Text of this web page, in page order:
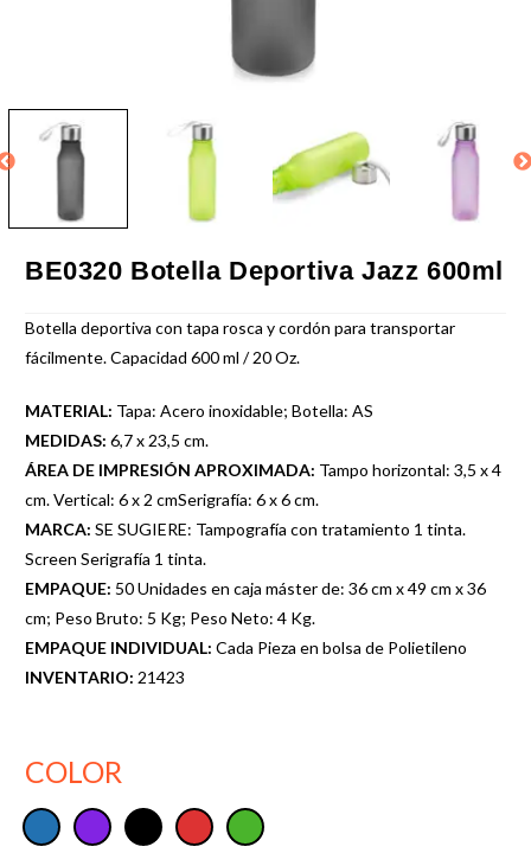
BE0320 Botella Deportiva Jazz 600ml
Botella deportiva con tapa rosca y cordón para transportar
fácilmente. Capacidad 600 ml / 20 Oz.
MATERIAL: Tapa: Acero inoxidable; Botella: AS
MEDIDAS: 6,7 x 23,5 cm.
ÁREA DE IMPRESIÓN APROXIMADA: Tampo horizontal: 3,5 x 4
cm. Vertical: 6 x 2 cmSerigrafía: 6 x 6 cm.
MARCA: SE SUGIERE: Tampografía con tratamiento 1 tinta.
Screen Serigrafía 1 tinta.
EMPAQUE: 50 Unidades en caja máster de: 36 cm x 49 cm x 36
cm; Peso Bruto: 5 Kg; Peso Neto: 4 Kg.
EMPAQUE INDIVIDUAL: Cada Pieza en bolsa de Polietileno
INVENTARIO: 21423
COLOR